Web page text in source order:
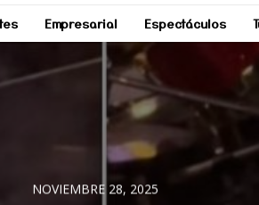
Empresarial Espectáculos
NOVIEMBRE 28, 2025